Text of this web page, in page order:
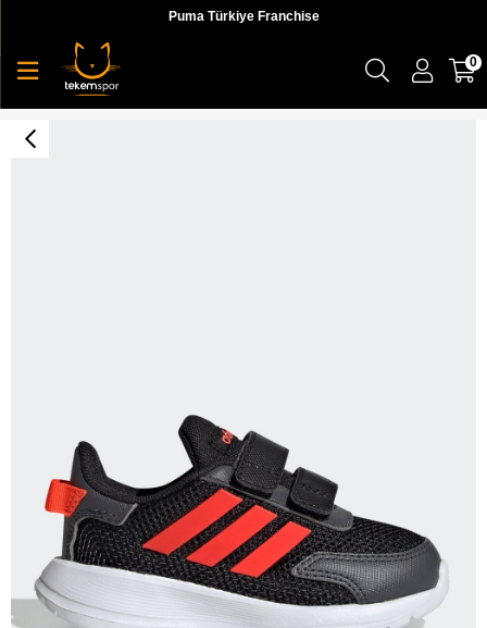
Puma Türkiye Franchise
0